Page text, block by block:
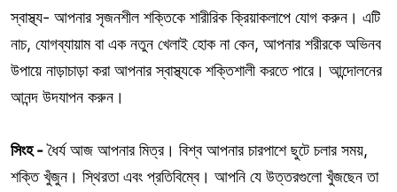
স্বাস্থ্য- আপনার সৃজনশীল শক্তিকে শারীরিক ক্রিয়াকলাপে যোগ করুন। এটি
নাচ, যোগব্যায়াম বা এক নতুন খেলাই হোক না কেন, আপনার শরীরকে অভিনব
উপায়ে নাড়াচাড়া করা আপনার স্বাস্থ্যকে শক্তিশালী করতে পারে। আন্দোলনের
আনন্দ উদযাপন করুন।
সিংহ -ধৈর্য আজ আপনার মিত্র। বিশ্ব আপনার চারপাশে ছুটে চলার সময়,
শক্তি খুঁজুন। স্থিরতা এবং প্রতিবিম্বে। আপনি যে উত্তরগুলো খুঁজছেন তা